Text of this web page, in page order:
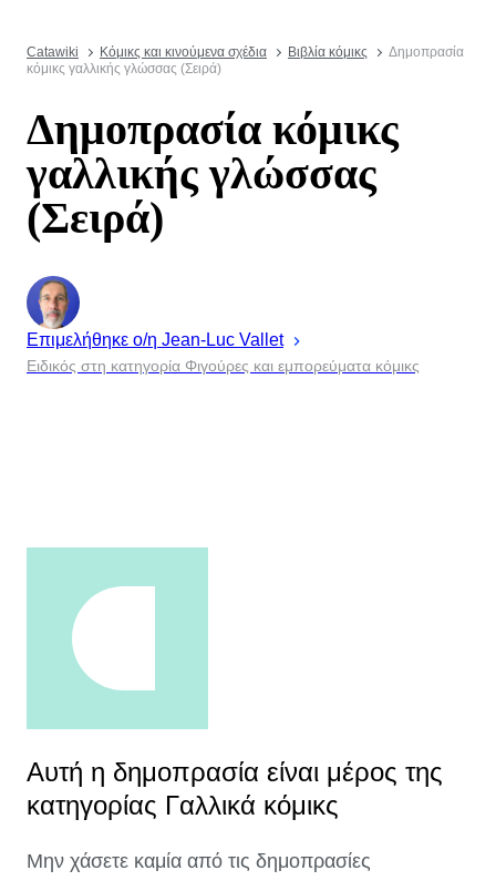
Catawiki Κόμικς και κινούμενα σχέδια Βιβλία κόμικς
Δημοπρασία
κόμικς γαλλικής γλώσσας (Σειρά)
Δημοπρασία κόμικς
γαλλικής γλώσσας
(Σειρά)
Επιμελήθηκε ο/η Jean-Luc Vallet
Ειδικός στη κατηγορία Φιγούρες και εμπορεύματα κόμικς
Αυτή η δημοπρασία είναι μέρος της
κατηγορίας Γαλλικά κόμικς
Μην χάσετε καμία από τις δημοπρασίες